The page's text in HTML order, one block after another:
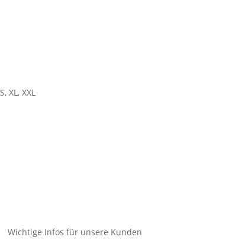
XL, XXL
Wichtige Infos für unsere Kunden